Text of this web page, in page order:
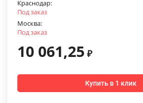
Краснодар:
Под заказ
Москва:
Под заказ
10 061,25 ₽
Купить в 1 клик